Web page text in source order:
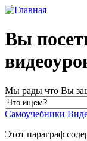
Вы
Мы рады что Вы
Самоучебники
Этот параграф